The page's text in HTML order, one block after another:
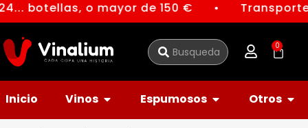
botellas, o mayor de 150 € ●
0
Inicio Vinos Espumosos Otros